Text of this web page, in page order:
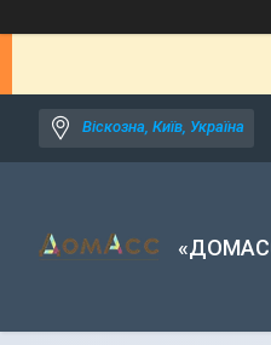
Віскозна, Київ, Україна